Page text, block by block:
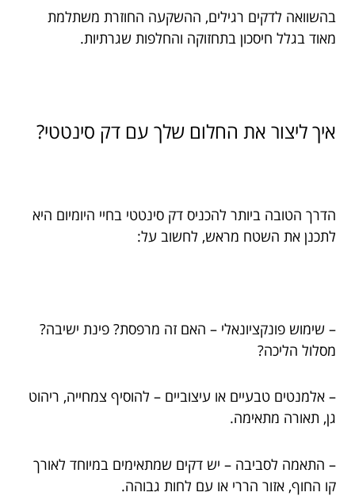
בהשוואה לדקים רגילים, ההשקעה החוזרת משתלמת
מאוד בגלל חיסכון בתחזוקה והחלפות שגרתיות.
איך ליצור את החלום שלך עם דק סינטטי?
הדרך הטובה ביותר להכניס דק סינטטי בחיי היומיום היא
לתכנן את השטח מראש, לחשוב על:
– שימוש פונקציונאלי – האם זה מרפסת? פינת ישיבה?
מסלול הליכה?
– אלמנטים טבעיים או עיצוביים – להוסיף צמחייה, ריהוט
גן, תאורה מתאימה.
– התאמה לסביבה – יש דקים שמתאימים במיוחד לאורך
קו החוף, אזור הררי או עם לחות גבוהה.